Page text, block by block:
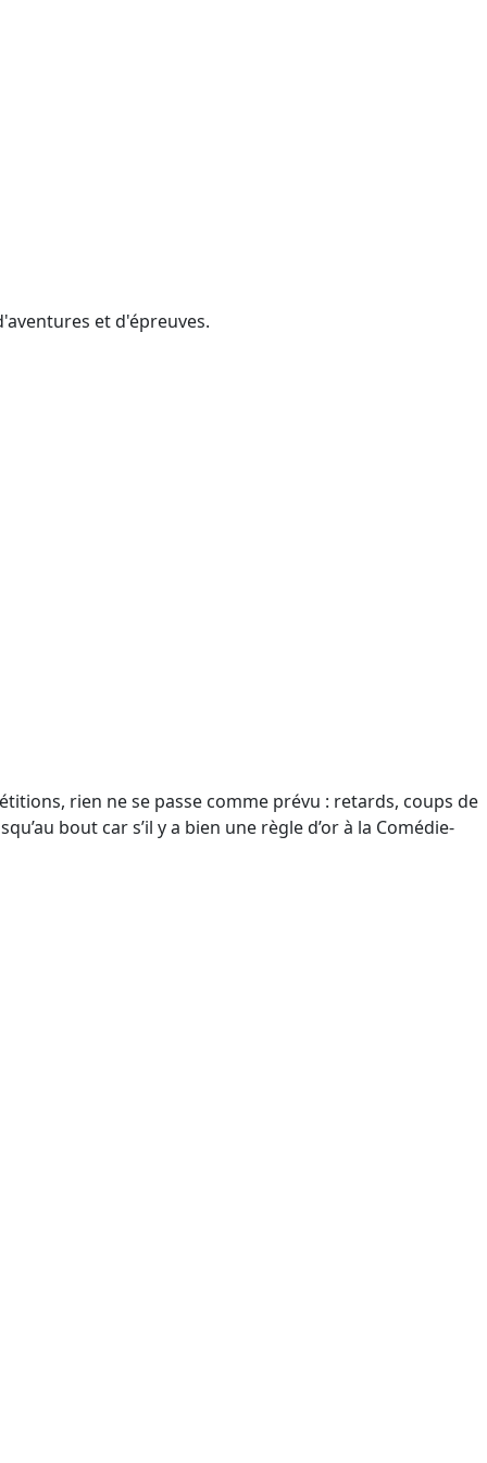
et d'épreuves.
rien ne se passe comme prévu : retards, coups de
bout car s’il y a bien une règle d’or à la Comédie-